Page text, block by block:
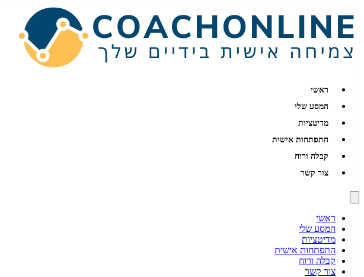
ראשי
המסע שלי
מדיטציות
התפתחות אישית
קבלה ורוח
צור קשר
ראשי
המסע שלי
מדיטציות
התפתחות אישית
קבלה ורוח
צור קשר